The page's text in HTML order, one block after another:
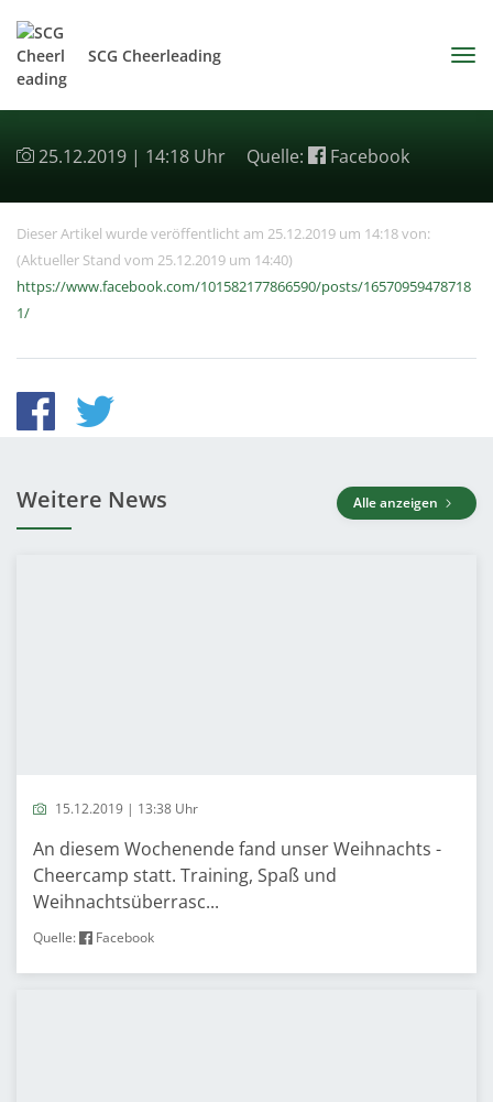
SCG Cheerleading
25.12.2019 | 14:18 Uhr Quelle: Facebook
Dieser Artikel wurde veröffentlicht am 25.12.2019 um 14:18 von:
(Aktueller Stand vom 25.12.2019 um 14:40)
https://www.facebook.com/101582177866590/posts/16570959478718
1/
Weitere News Alle anzeigen
15.12.2019 | 13:38 Uhr
An diesem Wochenende fand unser Weihnachts -
Cheercamp statt. Training, Spaß und
Weihnachtsüberrasc...
Quelle: Facebook